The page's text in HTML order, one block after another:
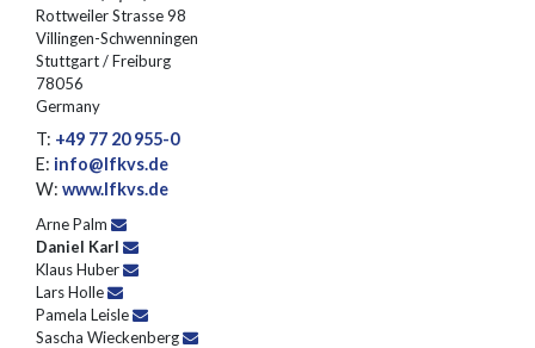
Rottweiler Strasse 98
Villingen-Schwenningen
Stuttgart / Freiburg
78056
Germany
T: +49 77 20 955-0
E: info@lfkvs.de
W: www.lfkvs.de
Arne Palm
Daniel Karl
Klaus Huber
Lars Holle
Pamela Leisle
Sascha Wieckenberg